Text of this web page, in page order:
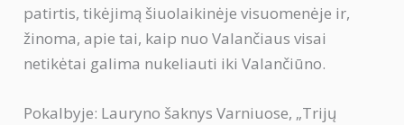
patirtis, tikėjimą šiuolaikinėje visuomenėje ir,
žinoma, apie tai, kaip nuo Valančiaus visai
netikėtai galima nukeliauti iki Valančiūno.
Pokalbyje: Lauryno šaknys Varniuose, „Trijų